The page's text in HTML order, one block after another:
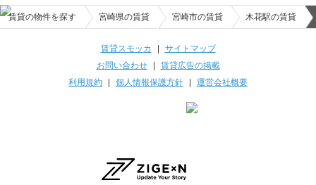
賃貸の物件を探す 宮崎県の賃貸 宮崎市の賃貸 木花駅の賃貸
賃貸スモッカ | サイトマップ
お問い合わせ| 賃貸広告の掲載
利用規約 | 個人情報保護方針 | 運営会社概要